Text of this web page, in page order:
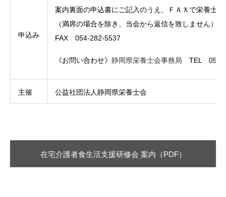
申込み
案内裏面の申込書にご記入のうえ、ＦＡＸで栄養士
（満席の場合を除き、当会から返信を致しません）
FAX 054-282-5537
《お問い合わせ》 静岡県栄養士会事務局 TEL
主催 公益社団法人静岡県栄養士会
在宅介護者食生活支援研修会 案内（PDF）